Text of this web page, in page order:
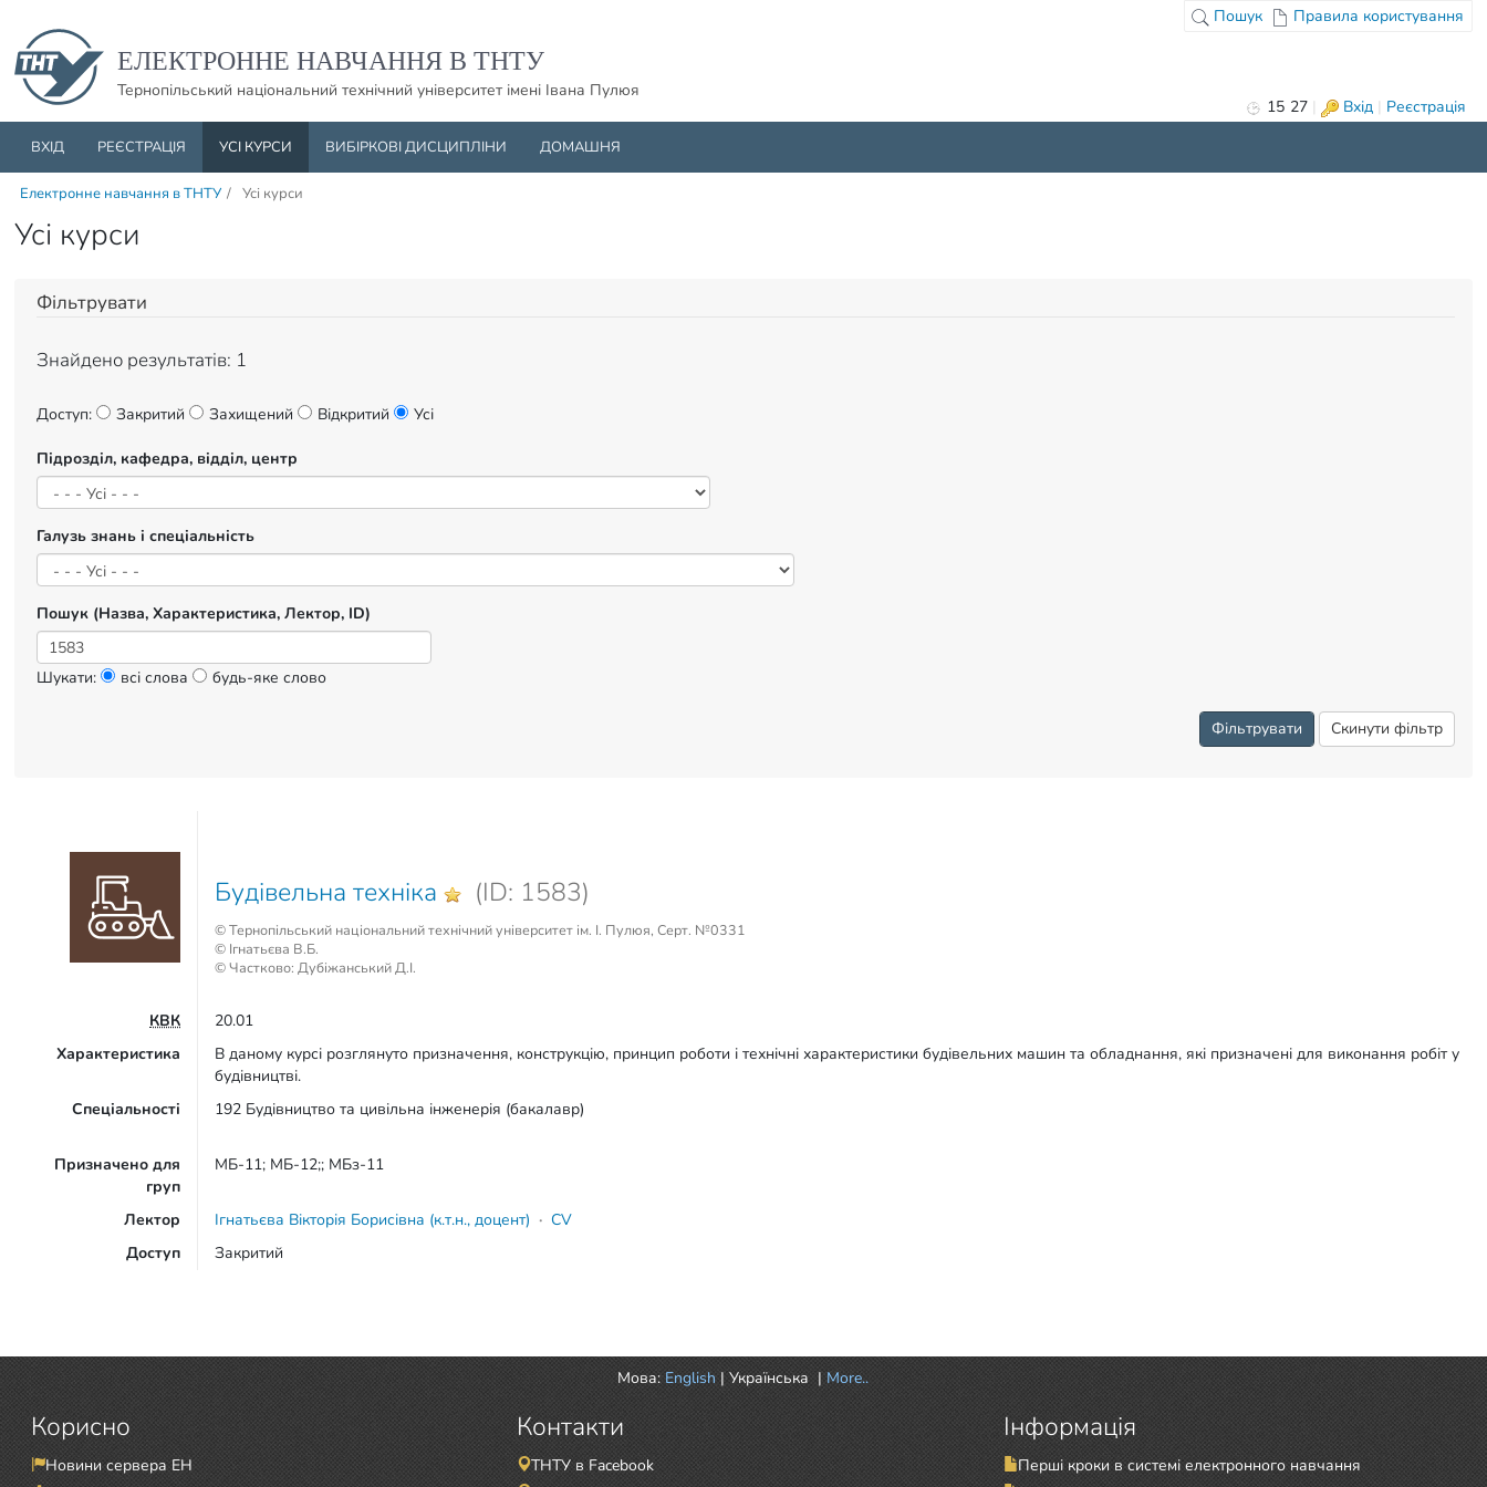
ЕЛЕКТРОННЕ НАВЧАННЯ В ТНТУ
Тернопільський національний технічний університет імені Івана Пулюя
Пошук Правила користування
15 27 | Вхід| Реєстрація
ВХІД РЕЄСТРАЦІЯ УСІ КУРСИ ВИБІРКОВІ ДИСЦИПЛІНИ ДОМАШНЯ
Електронне навчання в ТНТУ / Усі курси
Усі курси
Фільтрувати
Знайдено результатів: 1
Доступ: Закритий Захищений Відкритий Усі
Підрозділ, кафедра, відділ, центр
Галузь знань і спеціальність
Пошук (Назва, Характеристика, Лектор, ID)
Шукати: всі слова будь-яке слово
Будівельна техніка (ID: 1583)
© Тернопільський національний технічний університет ім. І. Пулюя, Серт. №0331
© Ігнатьєва В.Б.
© Частково: Дубіжанський Д.І.
КВК
20.01
Характеристика
В даному курсі розглянуто призначення, конструкцію, принцип роботи і технічні характеристики будівельних машин та обладнання, які призначені для виконання робіт у
будівництві.
Спеціальності
192 Будівництво та цивільна інженерія (бакалавр)
Призначено для
груп
МБ-11; МБ-12;; МБз-11
Лектор Ігнатьєва Вікторія Борисівна (к.т.н., доцент) · CV
Доступ
Закритий
Мова: English |Українська | More..
Корисно
Новини сервера ЕН
Контакти
ТНТУ в Facebook
Інформація
Перші кроки в системі електронного навчання